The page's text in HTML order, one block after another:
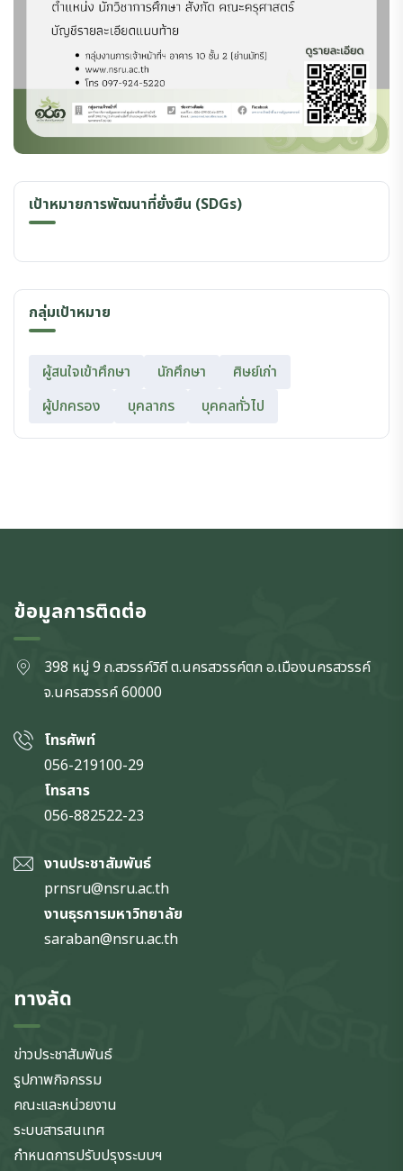
เป้าหมายการพัฒนาที่ยั่งยืน (SDGs)
กลุ่มเป้าหมาย
ผู้สนใจเข้าศึกษา นักศึกษา
ศิษย์เก่า
ผู้ปกครอง
บุคลากร บุคคลทั่วไป
ข้อมูลการติดต่อ
398 หมู่ 9 ถ.สวรรค์วิถี ต.นครสวรรค์ตก อ.เมืองนครสวรรค์
จ.นครสวรรค์60000
โทรศัพท์
056-219100-29
โทรสาร
056-882522-23
งานประชาสัมพันธ์
prnsru@nsru.ac.th
งานธุรการมหาวิทยาลัย
saraban@nsru.ac.th
ทางลัด
ข่าวประชาสัมพันธ์
รูปภาพกิจกรรม
คณะและหน่วยงาน
ระบบสารสนเทศ
กำหนดการปรับปรุงระบบฯ